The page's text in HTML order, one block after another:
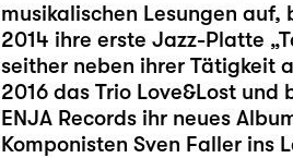
musikalischen Lesungen
2014 ihre erste Jazz-Platte
seither neben ihrer Tätigkeit
2016 das Trio Love&Lost
ENJA Records ihr neues
Komponisten Sven Faller ins